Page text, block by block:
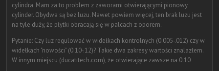
cylindra. Mam za to problem z zaworami otwierającymi pionowy
cylinder. Obydwa są bez luzu. Nawet powiem więcej, ten brak luzu jest
na tyle duży, że płytki obracają się w palcach z oporem.
Pytanie: Czy luz regulować w widełkach kontrolnych (0.005-.012) czy w
widełkach "nowości" (0.10-.12)? Takie dwa zakresy wartości znalazłem.
W innym miejscu (ducatitech.com), że otwierające zawsze na 0.10